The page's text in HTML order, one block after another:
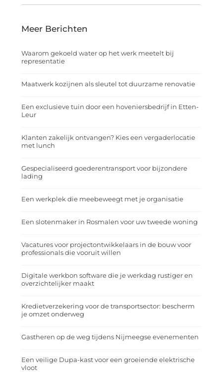
Meer Berichten
Waarom gekoeld water op het werk meetelt bij
representatie
Maatwerk kozijnen als sleutel tot duurzame renovatie
Een exclusieve tuin door een hoveniersbedrijf in Etten-
Leur
Klanten zakelijk ontvangen? Kies een vergaderlocatie
met lunch
Gespecialiseerd goederentransport voor bijzondere
lading
Een werkplek die meebeweegt met je organisatie
Een slotenmaker in Rosmalen voor uw tweede woning
Vacatures voor projectontwikkelaars in de bouw voor
professionals die vooruit willen
Digitale werkbon software die je werkdag rustiger en
overzichtelijker maakt
Kredietverzekering voor de transportsector: bescherm
je omzet onderweg
Gastheren op de weg tijdens Nijmeegse evenementen
Een veilige Dupa-kast voor een groeiende elektrische
vloot